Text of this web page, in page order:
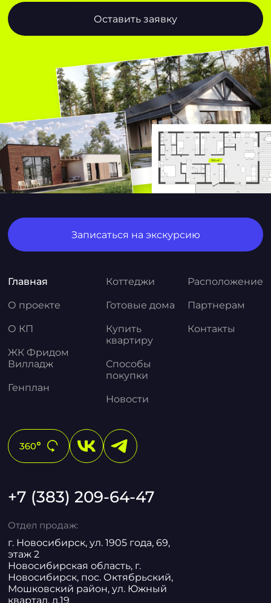
Записаться на экскурсию
Главная
О проекте
О КП
ЖК Фридом
Вилладж
Генплан
Коттеджи
Готовые дома
Купить
квартиру
Способы
покупки
Новости
Расположение
Партнерам
Контакты
+7 (383) 209-64-47
Отдел продаж:
г. Новосибирск, ул. 1905 года, 69,
этаж 2
Новосибирская область, г.
Новосибирск, пос. Октябрьский,
Мошковский район, ул. Южный
квартал, д.19